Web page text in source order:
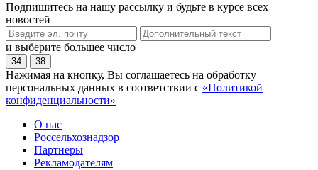
Подпишитесь на нашу рассылку и будьте в курсе всех
новостей
и выберите большее число
34 38
Нажимая на кнопку, Вы соглашаетесь на обработку
персональных данных в соответствии с «Политикой
конфиденциальности»
О нас
Россельхознадзор
Партнеры
Рекламодателям